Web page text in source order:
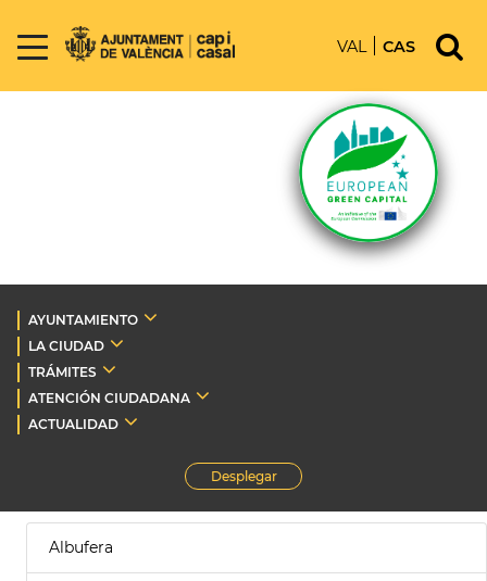
VAL CAS
AYUNTAMIENTO
LA CIUDAD
TRÁMITES
ATENCIÓN CIUDADANA
ACTUALIDAD
Desplegar
Albufera